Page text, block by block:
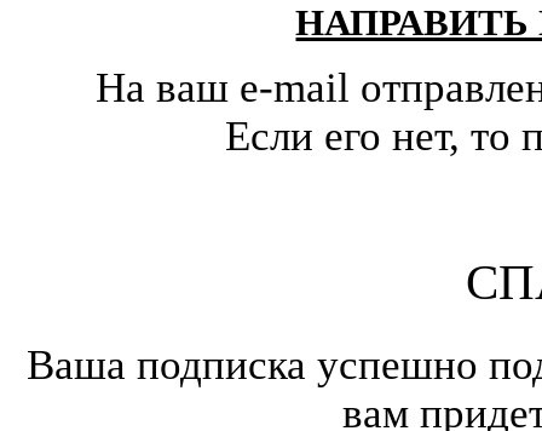
На ваш e-mail
Если его нет,
Ваша подписка успешно
вам